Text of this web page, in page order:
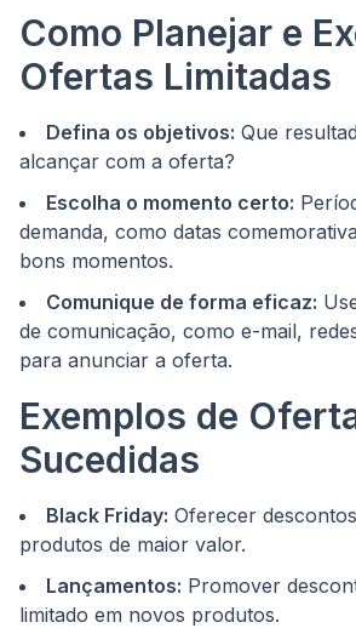
Como Planejar e
Ofertas Limitadas
Defina os objetivos: Que
alcançar com a oferta?
Escolha o momento certo:
demanda, como datas
bons momentos.
Comunique de forma eficaz:
de comunicação, como e-mail,
para anunciar a oferta.
Exemplos de
Sucedidas
Black Friday: Oferecer
produtos de maior valor.
Lançamentos: Promover
limitado em novos produtos.